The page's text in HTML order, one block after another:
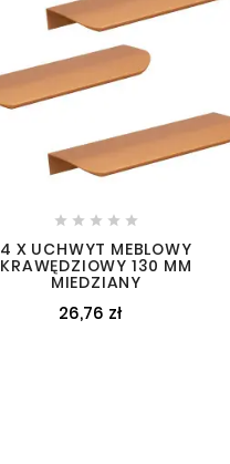
    
4 X UCHWYT MEBLOWY
KRAWĘDZIOWY 130 MM
MIEDZIANY
26,76 zł